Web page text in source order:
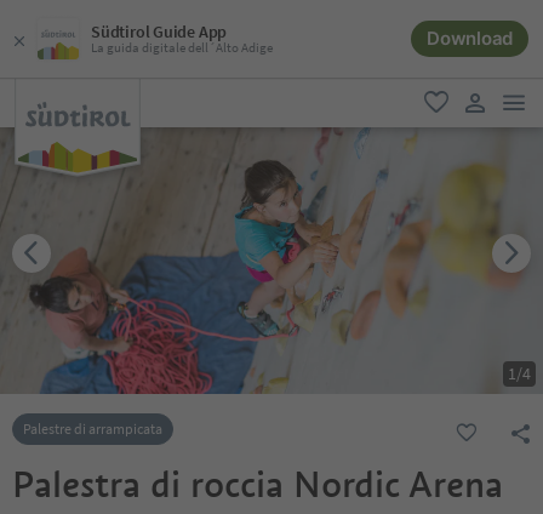
Südtirol Guide App
La guida digitale dell´Alto Adige Download
favoriti
user link
1/4
Palestre di arrampicata
Palestra di roccia Nordic Arena